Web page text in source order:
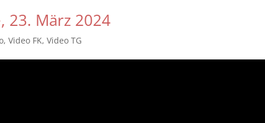
23. März 2024
,Video FK,Video TG